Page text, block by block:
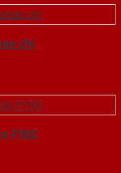
chi
P1R2